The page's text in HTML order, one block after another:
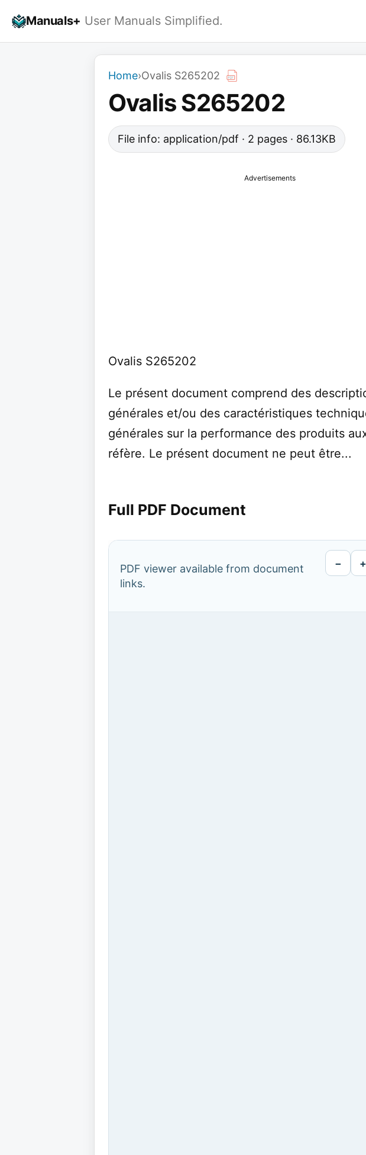
Manuals+ User Manuals Simplified.
Home›Ovalis S265202
Ovalis S265202
File info: application/pdf · 2 pages · 86.13KB
Advertisements
Ovalis S265202
Le présent document comprend des
générales et/ou des caractéristiques
générales sur la performance des produits
réfère. Le présent document ne peut être...
Full PDF Document
PDF viewer available from document
links.
− +